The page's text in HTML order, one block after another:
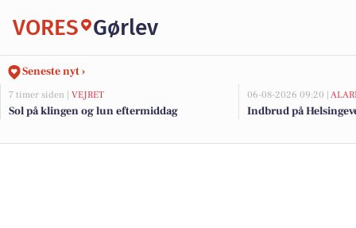
VORES Gørlev
Seneste nyt ›
7 timer siden | VEJRET
Sol på klingen og lun eftermiddag
06-08-2026 09:20 |
Indbrud på